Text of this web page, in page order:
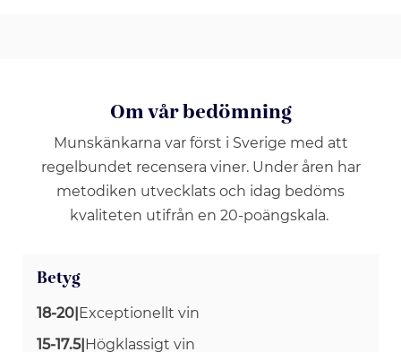
Om vår bedömning
Munskänkarna var först i Sverige med att
regelbundet recensera viner. Under åren har
metodiken utvecklats och idag bedöms
kvaliteten utifrån en 20-poängskala.
Betyg
18-20|Exceptionellt vin
15-17.5|Högklassigt vin